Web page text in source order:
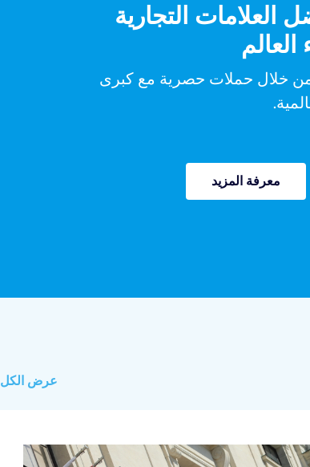
العلامات التجارية
خلال حملات حصرية مع كبرى
معرفة المزيد
عرض الكل